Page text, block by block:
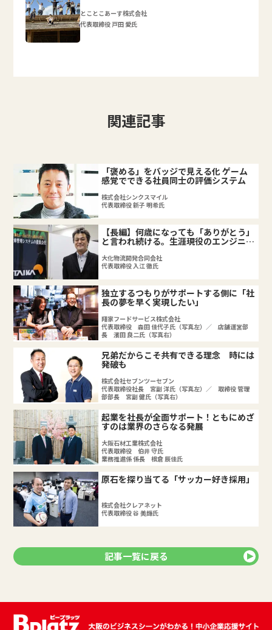
とことこあーす株式会社
代表取締役 戸田 愛氏
関連記事
「褒める」をバッジで見える化 ゲーム
感覚でできる社員同士の評価システム
株式会社シンクスマイル
代表取締役 新子 明希氏
【長編】何歳になっても「ありがとう」
と言われ続ける。生涯現役のエンジニア
集団をつくる。
大化物流開発合同会社
代表取締役 入江 徹氏
独立するつもりがサポートする側に「社
長の夢を早く実現したい」
翔家フードサービス株式会社
代表取締役 森田 佳代子氏（写真左）／ 店舗運営部
長 濱田 良二氏（写真右）
兄弟だからこそ共有できる理念 時には
発破も
株式会社セブンツーセブン
代表取締役社長 宮副 洋氏（写真左）／ 取締役 管理
部部長 宮副 健氏（写真右）
起業を社長が全面サポート！ともにめざ
すのは業界のさらなる発展
大阪石材工業株式会社
代表取締役 伯井 守氏
業務推進係 係長 根倉 辰佳氏
原石を探り当てる「サッカー好き採用」
株式会社クレアネット
代表取締役 谷 美輝氏
記事一覧に戻る